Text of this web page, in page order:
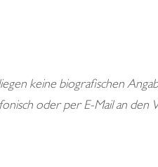
keine biografischen
oder per E-Mail an den